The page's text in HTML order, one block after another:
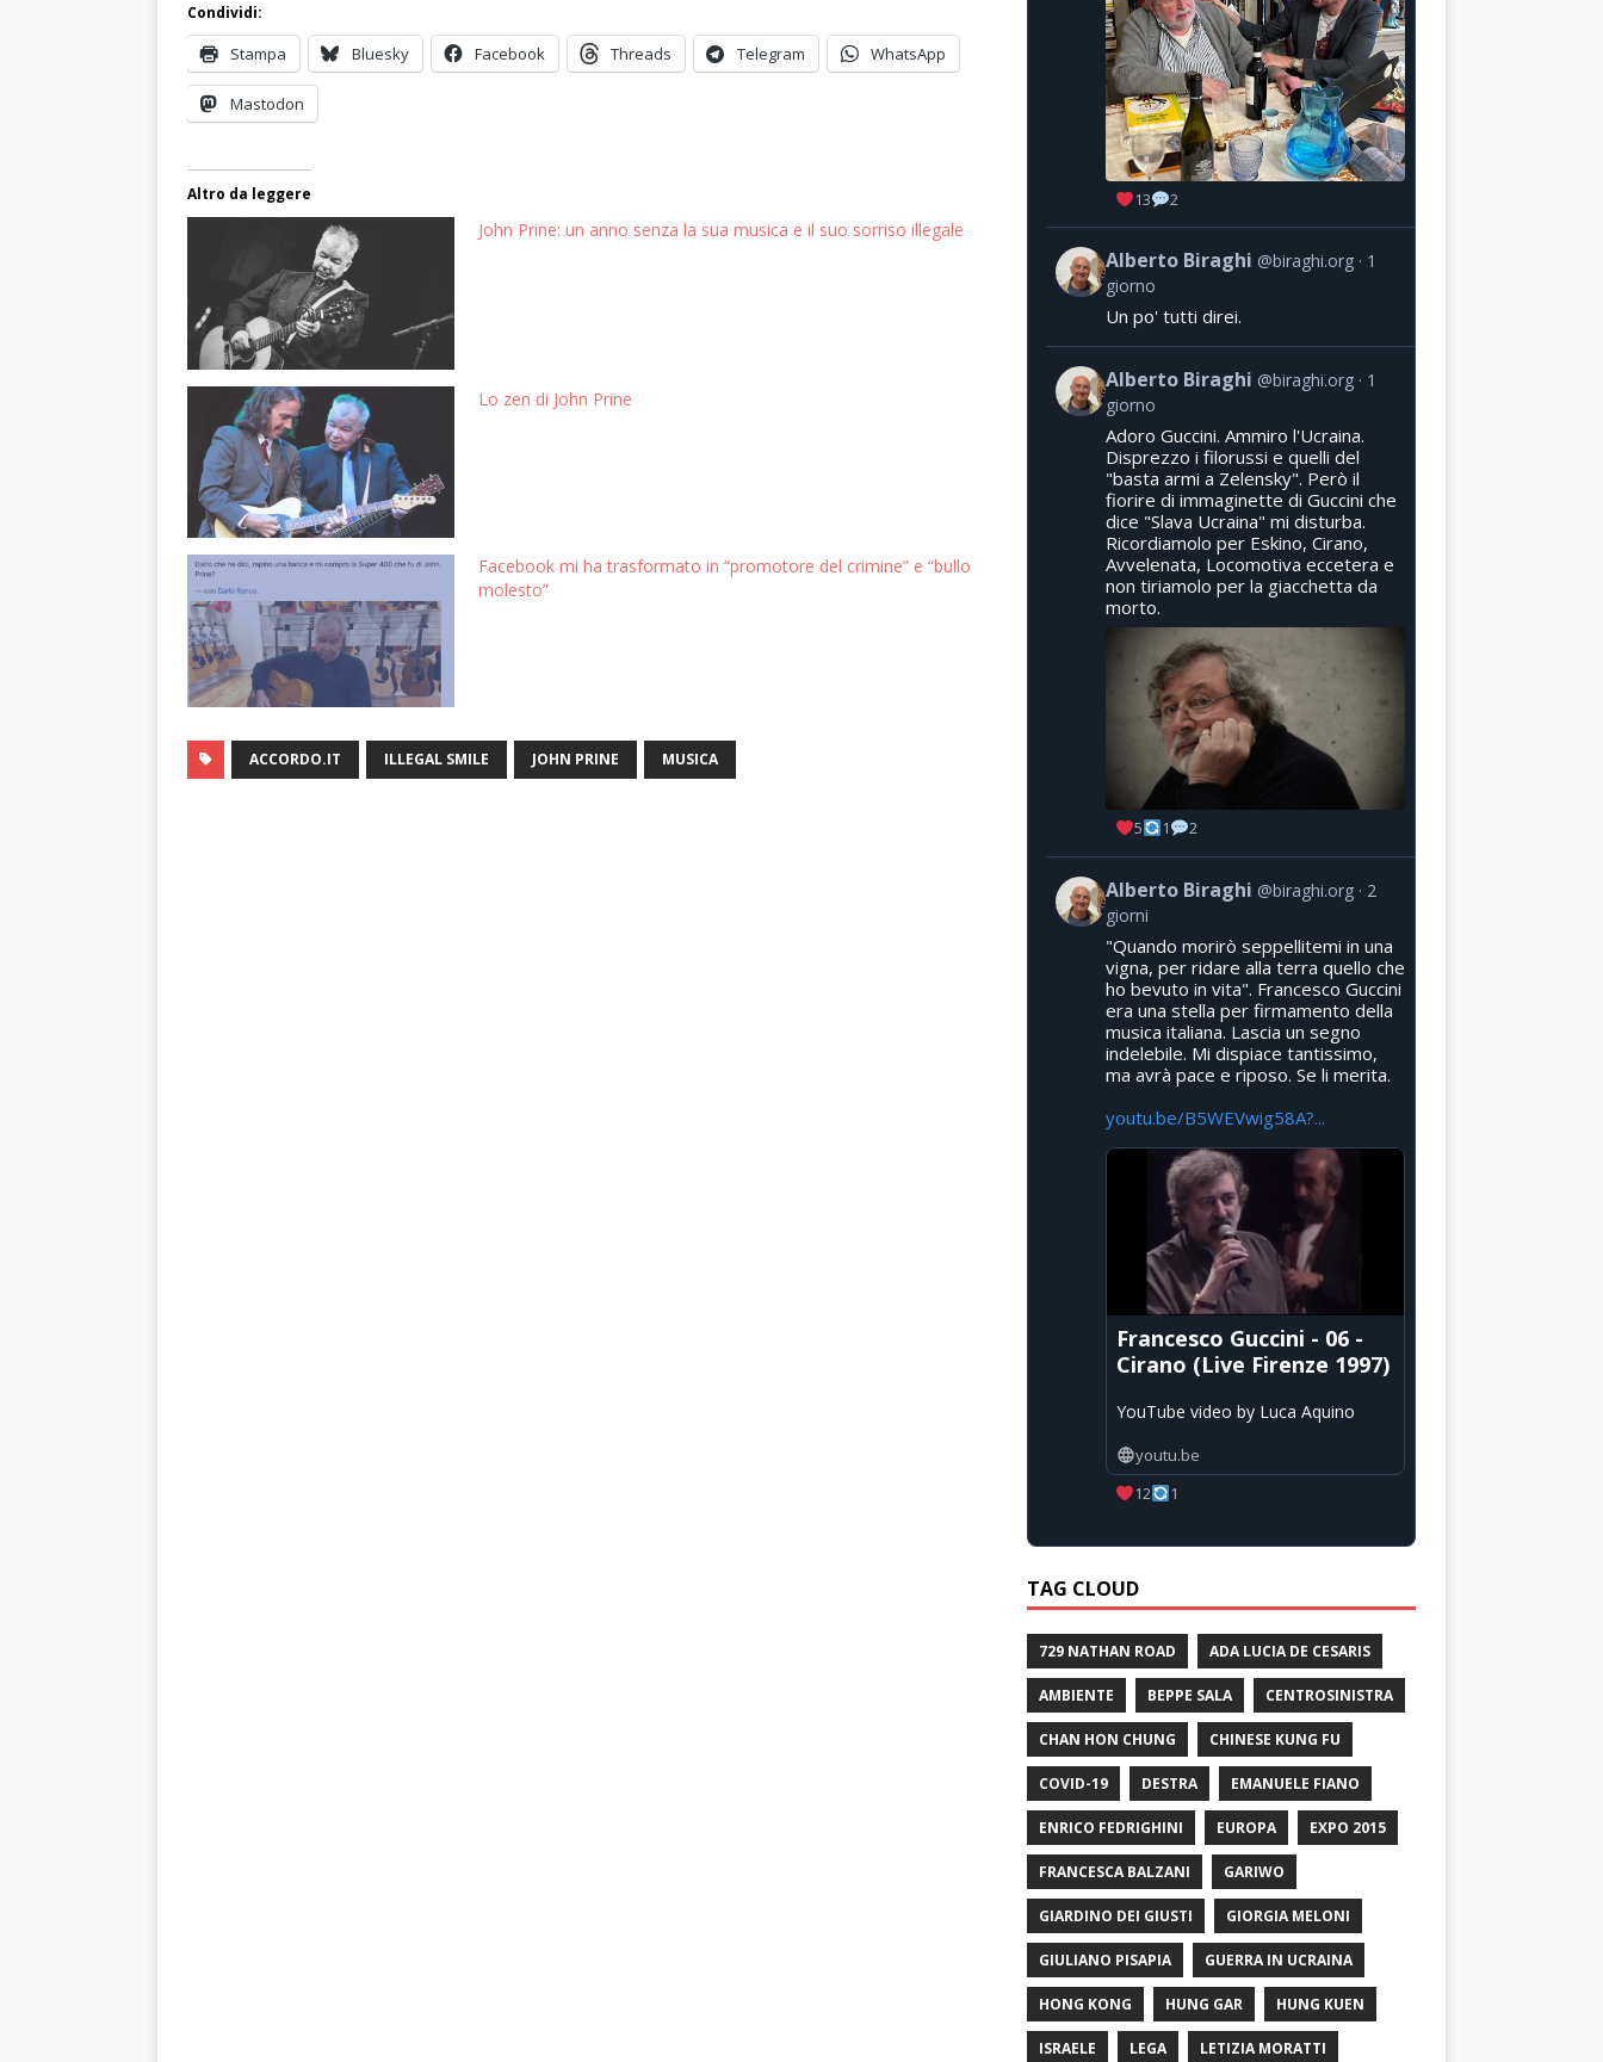
Condividi:
Stampa Bluesky Facebook Threads Telegram WhatsApp
Mastodon
Altro da leggere
John Prine: un anno senza la sua musica e il suo sorriso illegale
Lo zen di John Prine
Facebook mi ha trasformato in “promotore del crimine” e “bullo
molesto”
ACCORDO.IT ILLEGAL SMILE JOHN PRINE MUSICA
13 2
Alberto Biraghi @biraghi.org
1
giorno
Un po' tutti direi.
Alberto Biraghi @biraghi.org
1
giorno
Adoro Guccini. Ammiro l'Ucraina.
Disprezzo i filorussi e quelli del
"basta armi a Zelensky". Però il
fiorire di immaginette di Guccini che
dice "Slava Ucraina" mi disturba.
Ricordiamolo per Eskino, Cirano,
Avvelenata, Locomotiva eccetera e
non tiriamolo per la giacchetta da
morto.
5 1 2
Alberto Biraghi @biraghi.org
2
giorni
"Quando morirò seppellitemi in una
vigna, per ridare alla terra quello che
ho bevuto in vita". Francesco Guccini
era una stella per firmamento della
musica italiana. Lascia un segno
indelebile. Mi dispiace tantissimo,
ma avrà pace e riposo. Se li merita.
youtu.be/B5WEVwig58A?...
Francesco Guccini - 06 -
Cirano (Live Firenze 1997)
YouTube video by Luca Aquino
youtu.be
12
1
TAG CLOUD
729 NATHAN ROAD ADA LUCIA DE CESARIS
AMBIENTE BEPPE SALA CENTROSINISTRA
CHAN HON CHUNG CHINESE KUNG FU
COVID-19 DESTRA EMANUELE FIANO
ENRICO FEDRIGHINI EUROPA EXPO 2015
FRANCESCA BALZANI GARIWO
GIARDINO DEI GIUSTI GIORGIA MELONI
GIULIANO PISAPIA GUERRA IN UCRAINA
HONG KONG HUNG GAR HUNG KUEN
ISRAELE LEGA LETIZIA MORATTI